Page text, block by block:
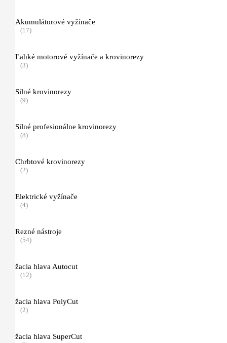
Diamantové rozbrusovacie kotúče
(5)
Vozíky a príslušenstvo
(8)
Kombi Systém
(26)
Kombi motory
(7)
Kombi nástroje
(11)
Kombi príslušenstvo
(8)
Pôdne jamkovače
Vŕtacie nástroje pre pôdny jamkovač
Príslušenstvo
Čistiace zametacie stroje
Akumulátorové vyžínače
(17)
Ľahké motorové vyžínače a krovinorezy
(3)
Silné krovinorezy
(9)
Silné profesionálne krovinorezy
(8)
Chrbtové krovinorezy
(2)
Elektrické vyžínače
(4)
Rezné nástroje
(54)
žacia hlava Autocut
(12)
žacia hlava PolyCut
(2)
žacia hlava SuperCut